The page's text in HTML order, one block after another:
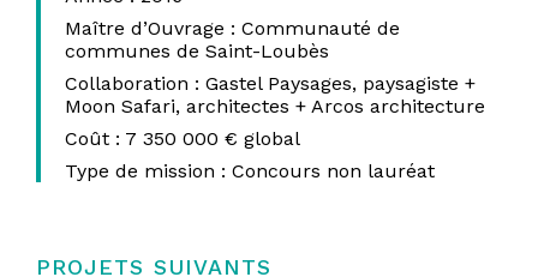
Maître d’Ouvrage : Communauté de
communes de Saint-Loubès
Collaboration : Gastel Paysages, paysagiste +
Moon Safari, architectes + Arcos architecture
Coût : 7 350 000 € global
Type de mission : Concours non lauréat
PROJETS SUIVANTS